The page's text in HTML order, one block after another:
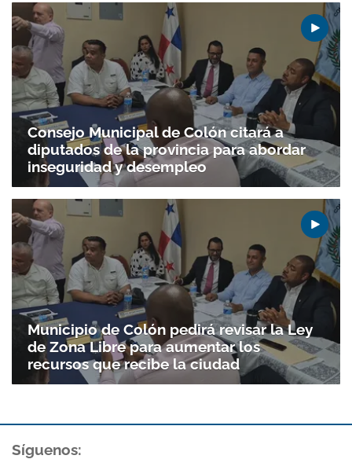
Gracias por suscribirte a nuestro boletín.
ACEPTAR
Consejo Municipal de Colón citará a
diputados de la provincia para abordar
inseguridad y desempleo
Municipio de Colón pedirá revisar la Ley
de Zona Libre para aumentar los
recursos que recibe la ciudad
Síguenos: